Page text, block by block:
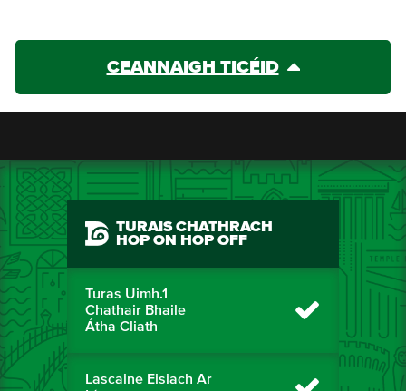
CEANNAIGH TICÉID
TURAIS CHATHRACH
HOP ON HOP OFF
Turas Uimh.1
Chathair Bhaile
Átha Cliath
Lascaine Eisiach Ar